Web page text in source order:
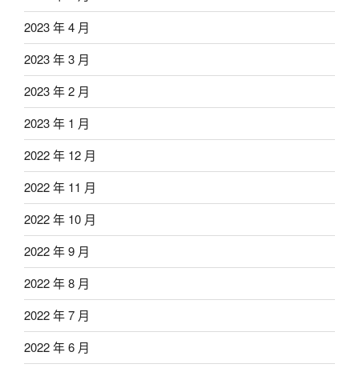
2023 年 4 月
2023 年 3 月
2023 年 2 月
2023 年 1 月
2022 年 12 月
2022 年 11 月
2022 年 10 月
2022 年 9 月
2022 年 8 月
2022 年 7 月
2022 年 6 月